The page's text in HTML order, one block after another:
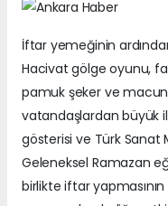
İftar yemeğinin
Hacivat gölge oyunu,
pamuk şeker ve macun
vatandaşlardan büyük
gösterisi ve Türk Sanat
Geleneksel Ramazan
birlikte iftar